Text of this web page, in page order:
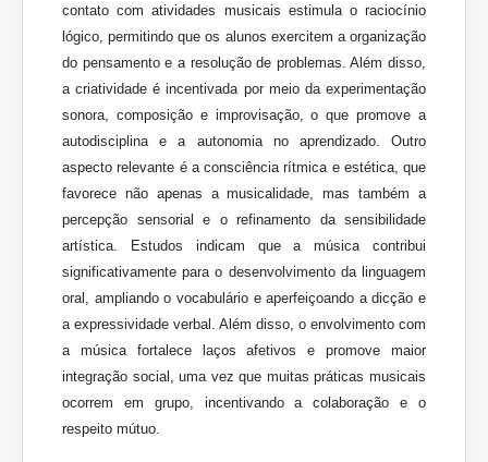
contato com atividades musicais estimula o raciocínio
lógico, permitindo que os alunos exercitem a organização
do pensamento e a resolução de problemas. Além disso,
a criatividade é incentivada por meio da experimentação
sonora, composição e improvisação, o que promove a
autodisciplina e a autonomia no aprendizado. Outro
aspecto relevante é a consciência rítmica e estética, que
favorece não apenas a musicalidade, mas também a
percepção sensorial e o refinamento da sensibilidade
artística. Estudos indicam que a música contribui
significativamente para o desenvolvimento da linguagem
oral, ampliando o vocabulário e aperfeiçoando a dicção e
a expressividade verbal. Além disso, o envolvimento com
a música fortalece laços afetivos e promove maior
integração social, uma vez que muitas práticas musicais
ocorrem em grupo, incentivando a colaboração e o
respeito mútuo.